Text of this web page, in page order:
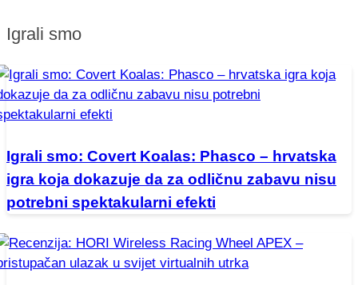
Igrali smo
Igrali smo: Covert Koalas: Phasco – hrvatska
igra koja dokazuje da za odličnu zabavu nisu
potrebni spektakularni efekti